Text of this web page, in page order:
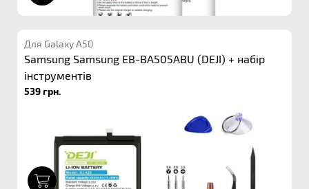
Для Galaxy A50
Samsung Samsung EB-BA505ABU (DEJI) + набір
інструментів
539 грн.